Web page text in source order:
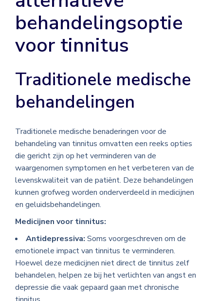
behandelingsoptie
voor tinnitus
Traditionele medische
behandelingen
Traditionele medische benaderingen voor de
behandeling van tinnitus omvatten een reeks opties
die gericht zijn op het verminderen van de
waargenomen symptomen en het verbeteren van de
levenskwaliteit van de patiënt. Deze behandelingen
kunnen grofweg worden onderverdeeld in medicijnen
en geluidsbehandelingen.
Medicijnen voor tinnitus:
Antidepressiva: Soms voorgeschreven om de
emotionele impact van tinnitus te verminderen.
Hoewel deze medicijnen niet direct de tinnitus zelf
behandelen, helpen ze bij het verlichten van angst en
depressie die vaak gepaard gaan met chronische